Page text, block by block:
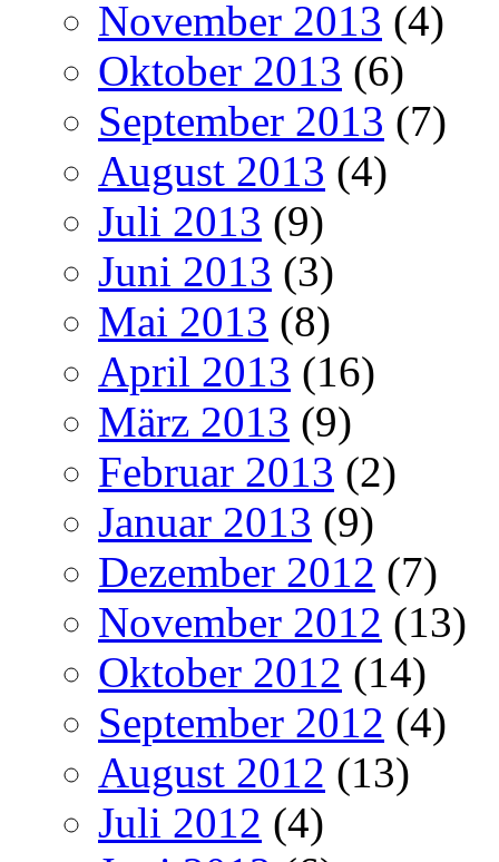
November 2013 (4)
Oktober 2013 (6)
September 2013 (7)
August 2013 (4)
Juli 2013 (9)
Juni 2013 (3)
Mai 2013 (8)
April 2013 (16)
März 2013 (9)
Februar 2013 (2)
Januar 2013 (9)
Dezember 2012 (7)
November 2012 (13)
Oktober 2012 (14)
September 2012 (4)
August 2012 (13)
Juli 2012 (4)